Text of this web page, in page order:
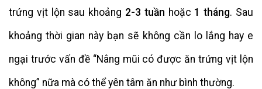
trứng vịt lộn sau khoảng 2-3 tuần hoặc 1 tháng. Sau
khoảng thời gian này bạn sẽ không cần lo lắng hay e
ngại trước vấn đề “Nâng mũi có được ăn trứng vịt lộn
không” nữa mà có thể yên tâm ăn như bình thường.